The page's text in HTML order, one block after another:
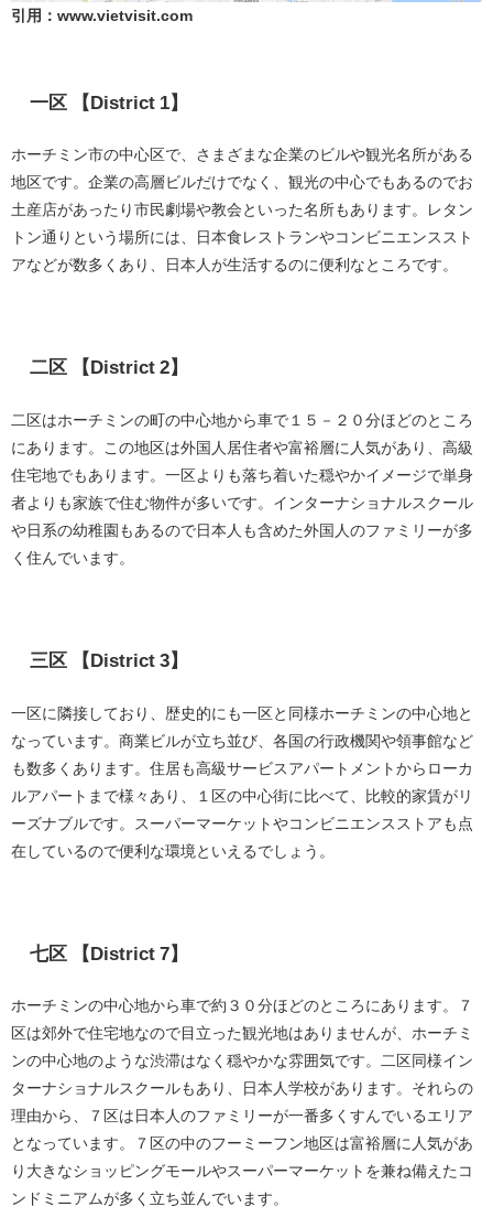
引用：www.vietvisit.com
一区 【District 1】
ホーチミン市の中心区で、さまざまな企業のビルや観光名所がある
地区です。企業の高層ビルだけでなく、観光の中心でもあるのでお
土産店があったり市民劇場や教会といった名所もあります。レタン
トン通りという場所には、日本食レストランやコンビニエンススト
アなどが数多くあり、日本人が生活するのに便利なところです。
二区 【District 2】
二区はホーチミンの町の中心地から車で１５－２０分ほどのところ
にあります。この地区は外国人居住者や富裕層に人気があり、高級
住宅地でもあります。一区よりも落ち着いた穏やかイメージで単身
者よりも家族で住む物件が多いです。インターナショナルスクール
や日系の幼稚園もあるので日本人も含めた外国人のファミリーが多
く住んでいます。
三区 【District 3】
一区に隣接しており、歴史的にも一区と同様ホーチミンの中心地と
なっています。商業ビルが立ち並び、各国の行政機関や領事館など
も数多くあります。住居も高級サービスアパートメントからローカ
ルアパートまで様々あり、１区の中心街に比べて、比較的家賃がリ
ーズナブルです。スーパーマーケットやコンビニエンスストアも点
在しているので便利な環境といえるでしょう。
七区 【District 7】
ホーチミンの中心地から車で約３０分ほどのところにあります。７
区は郊外で住宅地なので目立った観光地はありませんが、ホーチミ
ンの中心地のような渋滞はなく穏やかな雰囲気です。二区同様イン
ターナショナルスクールもあり、日本人学校があります。それらの
理由から、７区は日本人のファミリーが一番多くすんでいるエリア
となっています。７区の中のフーミーフン地区は富裕層に人気があ
り大きなショッピングモールやスーパーマーケットを兼ね備えたコ
ンドミニアムが多く立ち並んでいます。